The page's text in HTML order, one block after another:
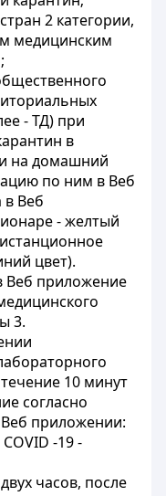
2 категории,
медицинским
- ТД) при
в
на домашний
по ним в Веб
Веб
- желтый
цвет).
Веб приложение
3.
10 минут
согласно
приложении:
-19 -
часов, после